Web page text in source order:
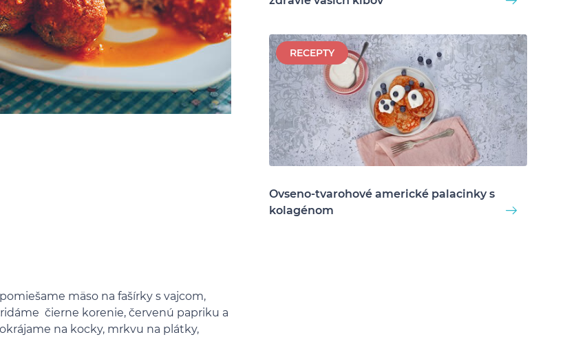
mäso na fašírky s vajcom,
čierne korenie, červenú papriku a
na kocky, mrkvu na plátky,
RECEPTY
Ovseno-tvarohové americké palacinky s
kolagénom